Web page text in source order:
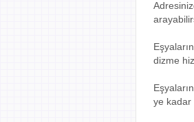
dizme
ye kadar